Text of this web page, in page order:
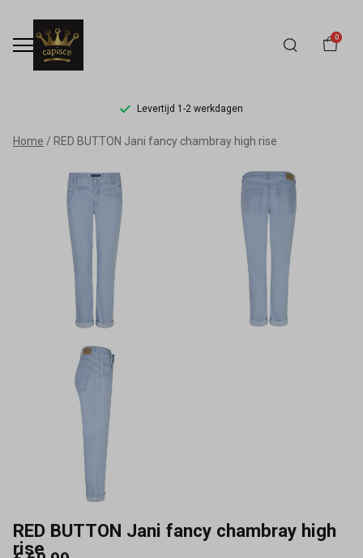
0
Levertijd 1-2 werkdagen
RED
BUTTON
fancy
chambray
Capisce
Mode
Home RED BUTTON Jani fancy chambray high rise
RED BUTTON Jani fancy chambray high
rise